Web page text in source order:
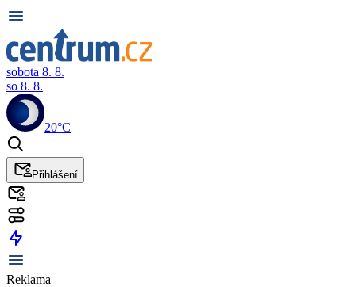
sobota 8. 8.
so 8. 8.
20°C
Přihlášení
Reklama